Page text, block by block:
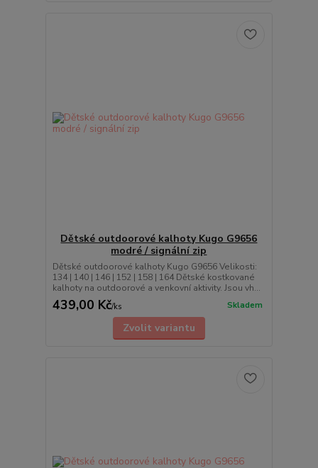
Dětské outdoorové kalhoty Kugo G9656
modré / signální zip
Dětské outdoorové kalhoty Kugo G9656 Velikosti:
134 | 140 | 146 | 152 | 158 | 164 Dětské kostkované
kalhoty na outdoorové a venkovní aktivity. Jsou vh...
439,00 Kč/ks Skladem
Zvolit variantu